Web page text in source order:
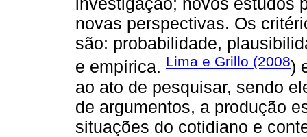
novas perspectivas. Os
são: probabilidade,
e empírica. Lima e Grillo (2008)
ao ato de pesquisar, sendo
de argumentos, a produção
situações do cotidiano e